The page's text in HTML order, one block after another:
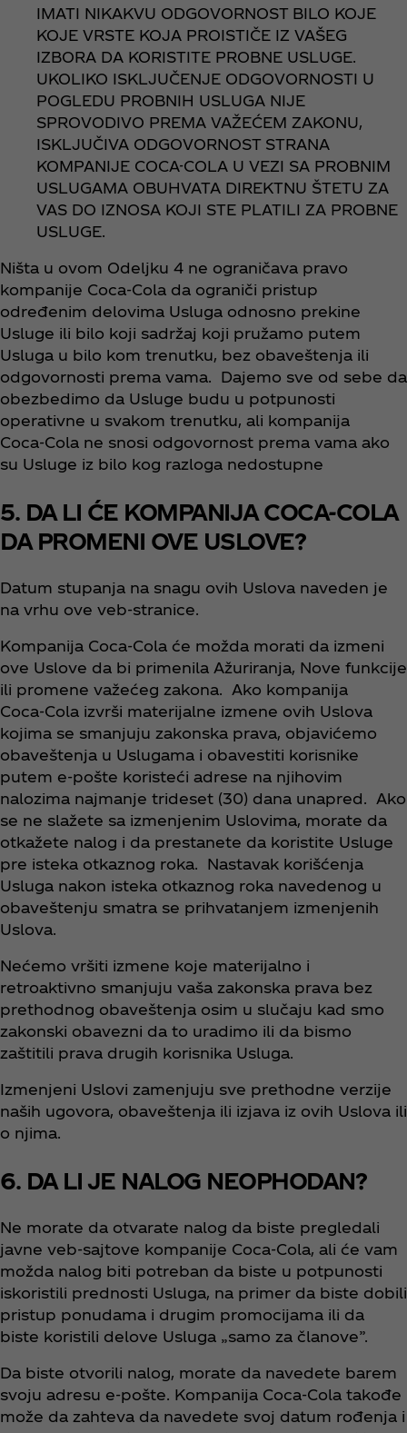
IMATI NIKAKVU ODGOVORNOST BILO KOJE
KOJE VRSTE KOJA PROISTIČE IZ VAŠEG
IZBORA DA KORISTITE PROBNE USLUGE.
UKOLIKO ISKLJUČENJE ODGOVORNOSTI U
POGLEDU PROBNIH USLUGA NIJE
SPROVODIVO PREMA VAŽEĆEM ZAKONU,
ISKLJUČIVA ODGOVORNOST STRANA
KOMPANIJE COCA-COLA U VEZI SA PROBNIM
USLUGAMA OBUHVATA DIREKTNU ŠTETU ZA
VAS DO IZNOSA KOJI STE PLATILI ZA PROBNE
USLUGE.
Ništa u ovom Odeljku 4 ne ograničava pravo
kompanije Coca‑Cola da ograniči pristup
određenim delovima Usluga odnosno prekine
Usluge ili bilo koji sadržaj koji pružamo putem
Usluga u bilo kom trenutku, bez obaveštenja ili
odgovornosti prema vama. Dajemo sve od sebe da
obezbedimo da Usluge budu u potpunosti
operativne u svakom trenutku, ali kompanija
Coca‑Cola ne snosi odgovornost prema vama ako
su Usluge iz bilo kog razloga nedostupne
5. DA LI ĆE KOMPANIJA COCA-COLA
DA PROMENI OVE USLOVE?
Datum stupanja na snagu ovih Uslova naveden je
na vrhu ove veb-stranice.
Kompanija Coca‑Cola će možda morati da izmeni
ove Uslove da bi primenila Ažuriranja, Nove funkcije
ili promene važećeg zakona. Ako kompanija
Coca‑Cola izvrši materijalne izmene ovih Uslova
kojima se smanjuju zakonska prava, objavićemo
obaveštenja u Uslugama i obavestiti korisnike
putem e-pošte koristeći adrese na njihovim
nalozima najmanje trideset (30) dana unapred. Ako
se ne slažete sa izmenjenim Uslovima, morate da
otkažete nalog i da prestanete da koristite Usluge
pre isteka otkaznog roka. Nastavak korišćenja
Usluga nakon isteka otkaznog roka navedenog u
obaveštenju smatra se prihvatanjem izmenjenih
Uslova.
Nećemo vršiti izmene koje materijalno i
retroaktivno smanjuju vaša zakonska prava bez
prethodnog obaveštenja osim u slučaju kad smo
zakonski obavezni da to uradimo ili da bismo
zaštitili prava drugih korisnika Usluga.
Izmenjeni Uslovi zamenjuju sve prethodne verzije
naših ugovora, obaveštenja ili izjava iz ovih Uslova ili
o njima.
6. DA LI JE NALOG NEOPHODAN?
Ne morate da otvarate nalog da biste pregledali
javne veb-sajtove kompanije Coca‑Cola, ali će vam
možda nalog biti potreban da biste u potpunosti
iskoristili prednosti Usluga, na primer da biste dobili
pristup ponudama i drugim promocijama ili da
biste koristili delove Usluga „samo za članove”.
​​​Da biste otvorili nalog, morate da navedete barem
svoju adresu e-pošte. Kompanija Coca‑Cola takođe
može da zahteva da navedete svoj datum rođenja i